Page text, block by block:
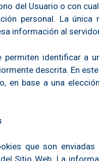
del Usuario o con
personal. La
información al
permiten identificar a
descrita. En
en base a una
que son
Sitio Web. La